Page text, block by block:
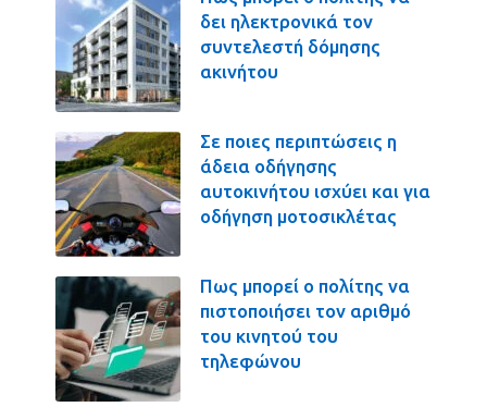
δει ηλεκτρονικά τον
συντελεστή δόμησης
ακινήτου
Σε ποιες περιπτώσεις η
άδεια οδήγησης
αυτοκινήτου ισχύει και για
οδήγηση μοτοσικλέτας
Πως μπορεί ο πολίτης να
πιστοποιήσει τον αριθμό
του κινητού του
τηλεφώνου